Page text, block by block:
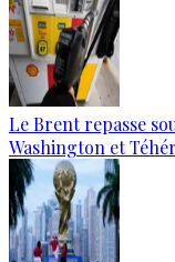
Le Brent repasse
Washington et